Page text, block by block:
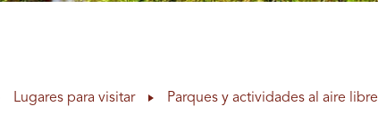
Lugares para visitar Parques y actividades al aire libre